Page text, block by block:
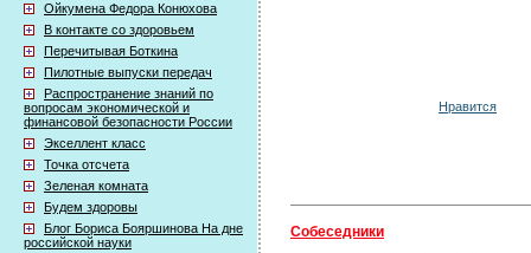
Ойкумена Федора Конюхова
В контакте со здоровьем
Перечитывая Боткина
Пилотные выпуски передач
Распространение знаний по
вопросам экономической и
финансовой безопасности России
Экселлент класс
Точка отсчета
Зеленая комната
Будем здоровы
Блог Бориса Бояршинова На дне
российской науки
Нравится
Собеседники